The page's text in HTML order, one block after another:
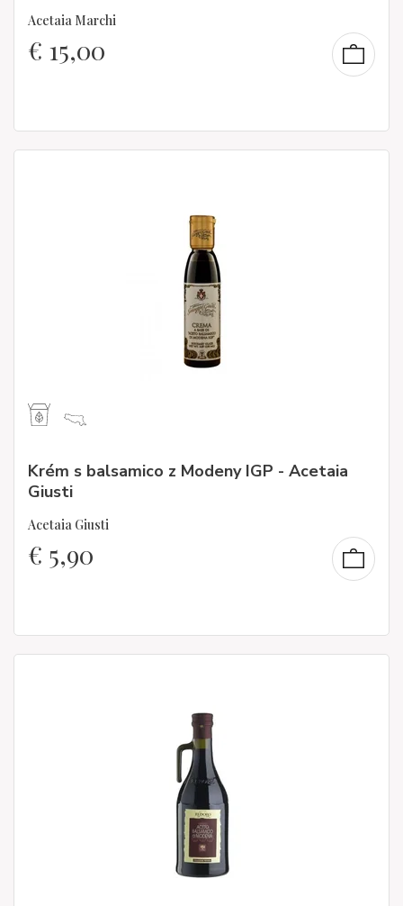
Acetaia Marchi
€ 15,00
Krém s balsamico z Modeny IGP - Acetaia
Giusti
Acetaia Giusti
€ 5,90